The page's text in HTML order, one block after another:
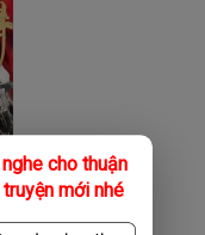
cho thuận
mới nhé